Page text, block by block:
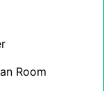
Room